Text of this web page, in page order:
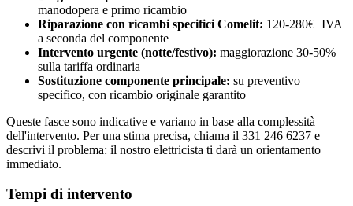
manodopera e primo ricambio
Riparazione con ricambi specifici Comelit: 120-280€+IVA
a seconda del componente
Intervento urgente (notte/festivo): maggiorazione 30-50%
sulla tariffa ordinaria
Sostituzione componente principale: su preventivo
specifico, con ricambio originale garantito
Queste fasce sono indicative e variano in base alla complessità
dell'intervento. Per una stima precisa, chiama il 331 246 6237 e
descrivi il problema: il nostro elettricista ti darà un orientamento
immediato.
Tempi di intervento